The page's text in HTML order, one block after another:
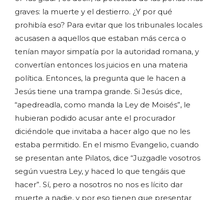
graves: la muerte y el destierro. ¿Y por qué
prohibía eso? Para evitar que los tribunales locales
acusasen a aquellos que estaban más cerca o
tenían mayor simpatía por la autoridad romana, y
convertían entonces los juicios en una materia
política. Entonces, la pregunta que le hacen a
Jesús tiene una trampa grande. Si Jesús dice,
“apedreadla, como manda la Ley de Moisés”, le
hubieran podido acusar ante el procurador
diciéndole que invitaba a hacer algo que no les
estaba permitido. En el mismo Evangelio, cuando
se presentan ante Pilatos, dice “Juzgadle vosotros
según vuestra Ley, y haced lo que tengáis que
hacer”. Sí, pero a nosotros no nos es lícito dar
muerte a nadie, y por eso tienen que presentar